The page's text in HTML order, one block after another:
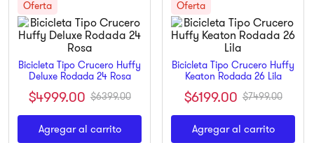
Bicicleta Tipo Crucero Huffy
Deluxe Rodada 24 Rosa
$4999.00 $6399.00
Agregar al carrito
Bicicleta Tipo Crucero Huffy
Keaton Rodada 26 Lila
$6199.00 $7499.00
Agregar al carrito